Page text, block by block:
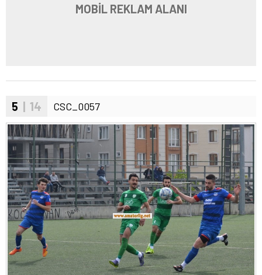
MOBİL REKLAM ALANI
5 | 14 CSC_0057